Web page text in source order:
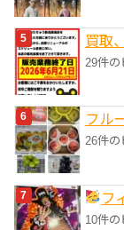
買取
29件の
フル
26件の
フ
10件の